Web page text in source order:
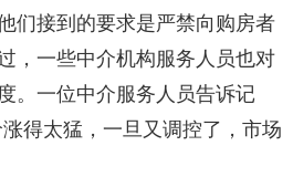
们接到的要求是严禁向购房者
，一些中介机构服务人员也对
。一位中介服务人员告诉记
得太猛，一旦又调控了，市场